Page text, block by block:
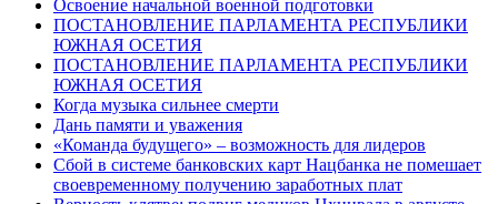
Освоение начальной военной подготовки
ПОСТАНОВЛЕНИЕ ПАРЛАМЕНТА РЕСПУБЛИКИ
ЮЖНАЯ ОСЕТИЯ
ПОСТАНОВЛЕНИЕ ПАРЛАМЕНТА РЕСПУБЛИКИ
ЮЖНАЯ ОСЕТИЯ
Когда музыка сильнее смерти
Дань памяти и уважения
«Команда будущего» – возможность для лидеров
Сбой в системе банковских карт Нацбанка не помешает
своевременному получению заработных плат